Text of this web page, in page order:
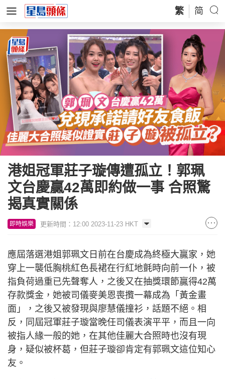
繁 简
港姐冠軍莊子璇傳遭孤立！郭珮
文台慶贏42萬即約做一事 合照驚
揭真實關係
即時娛樂 更新時間：12:00 2023-11-23 HKT
應屆落選港姐郭珮文日前在台慶成為終極大贏家，她
穿上一襲低胸桃紅色長裙在行紅地氈時向前一仆，被
指負荷過重已先聲奪人，之後又在抽獎環節贏得42萬
存款獎金，她被司儀麥美恩喪攬一幕成為「黃金畫
面」，之後又被發現與廖慧儀撞衫，話題不絕。相
反，同屆冠軍莊子璇當晚任司儀表演平平，而且一向
被指人緣一般的她，在其他佳麗大合照時也沒有現
身，疑似被杯葛，但莊子璇卻肯定有郭珮文這位知心
友。